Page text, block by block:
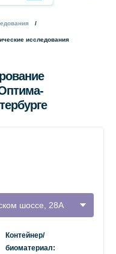
исследования
шоссе, 28А
Контейнер/
биоматериал: